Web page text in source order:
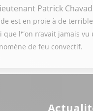
Patrick
est en proie à de
l'”on n’avait jamais
de feu convectif.